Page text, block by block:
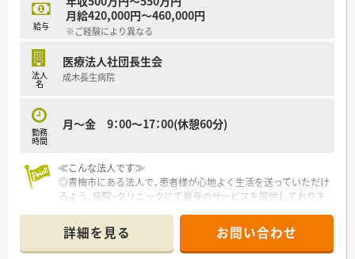
給与
月給420,000円～460,000円
※ご経験により異なる
法人
名
医療法人社団長生会
成木長生病院
勤務
時間
月～金 9：00～17：00(休憩60分)
≪こんな法人です≫
◎青梅市にある法人で、患者様が心地よく生活を送っていただけ
るよう、病院・クリニックにて最良のサービスを提供しておりま
◎患者様やご家族の方が安心していただけるよう、病院一体とな
ったチーム医療を提供できる病院づくりを行っております。
詳細を見る お問い合わせ